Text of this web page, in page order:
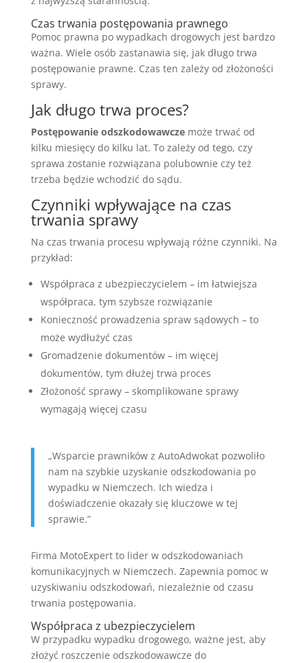
Czas trwania postępowania prawnego
Pomoc prawna po wypadkach drogowych jest bardzo
ważna. Wiele osób zastanawia się, jak długo trwa
postępowanie prawne. Czas ten zależy od złożoności
sprawy.
Jak długo trwa proces?
Postępowanie odszkodowawczemoże trwać od
kilku miesięcy do kilku lat. To zależy od tego, czy
sprawa zostanie rozwiązana polubownie czy też
trzeba będzie wchodzić do sądu.
Czynniki wpływające na czas
trwania sprawy
Na czas trwania procesu wpływają różne czynniki. Na
przykład:
Współpraca z ubezpieczycielem – im łatwiejsza
współpraca, tym szybsze rozwiązanie
Konieczność prowadzenia spraw sądowych – to
może wydłużyć czas
Gromadzenie dokumentów – im więcej
dokumentów, tym dłużej trwa proces
Złożoność sprawy – skomplikowane sprawy
wymagają więcej czasu
„Wsparcie prawników z AutoAdwokat pozwoliło
nam na szybkie uzyskanie odszkodowania po
wypadku w Niemczech. Ich wiedza i
doświadczenie okazały się kluczowe w tej
sprawie.”
Firma MotoExpert to lider w odszkodowaniach
komunikacyjnych w Niemczech. Zapewnia pomoc w
uzyskiwaniu odszkodowań, niezależnie od czasu
trwania postępowania.
Współpraca z ubezpieczycielem
W przypadku wypadku drogowego, ważne jest, aby
złożyć roszczenie odszkodowawcze do